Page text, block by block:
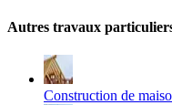
Autres travaux
Construction de